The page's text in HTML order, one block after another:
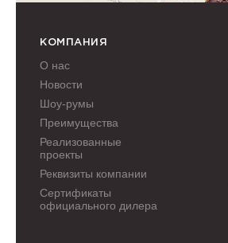
КОМПАНИЯ
О нас
Новости
Шоу-румы
Преимущества
Реализованные
проекты
Реквизиты компании
Сертификаты
официального дилера